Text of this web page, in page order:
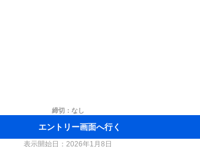
締切：なし
エントリー画面へ行く
表示開始日：2026年1月8日